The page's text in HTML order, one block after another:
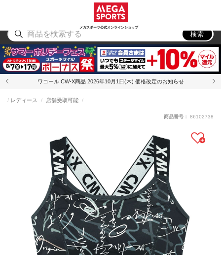
メガスポーツ公式オンラインショップ
アウトドア
検索
ワコール CW-X商品 2026年10月1日(木) 価格改定のお知らせ
レディース 店舗受取可能
商品番号： 86102738